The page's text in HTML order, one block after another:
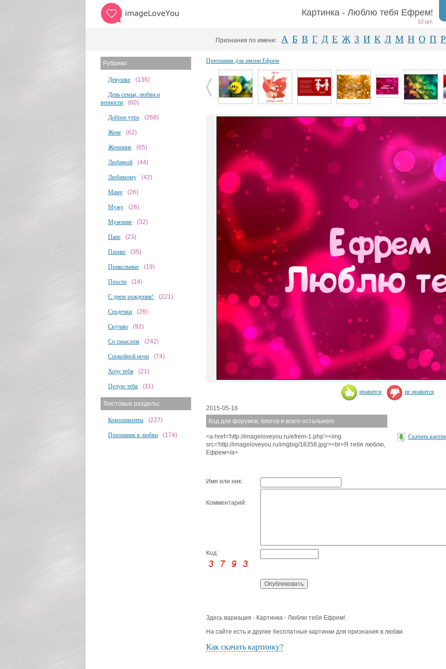
Картинка - Люблю тебя Ефрем!
12 шт.
Признания по имени: А Б В Г Д Е Ж З И К Л М Н О П Р
Рубрики:
Девушке (136)
День семьи, любви и
верности
(60)
Доброе утро (268)
Жене (62)
Женщине (65)
Любимой (44)
Любимому (42)
Маме (26)
Мужу (26)
Мужчине (32)
Папе (23)
Парню (35)
Прикольные (19)
Прости (14)
С днем рождения! (221)
Сердечки (26)
Скучаю (92)
Со смыслом (242)
Спокойной ночи (74)
Хочу тебя (21)
Целую тебя (11)
Текстовые разделы:
Комплименты (227)
Признания в любви (174)
Признания для имени Ефрем
нравится не нравится
2015-05-16
Код для форумов, блогов и всего остального
<a href='http://imageloveyou.ru/efrem-1.php'><img
src='http://imageloveyou.ru/imgbig/18356.jpg'><br>Я тебя люблю,
Ефрем</a>
Скачать
Имя или ник:
Комментарий:
Код:
Здесь вариация - Картинка - Люблю тебя Ефрем!.
На сайте есть и другие бесплатные картинки для признания в любви.
Как скачать картинку?